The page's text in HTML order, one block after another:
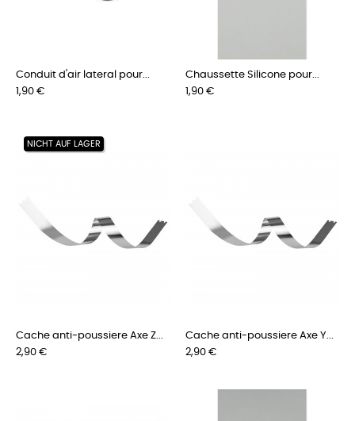
Conduit d'air lateral pour...
Preis
1,90 €
Chaussette Silicone pour...
Preis
1,90 €
NICHT AUF LAGER
Cache anti-poussiere Axe Z...
Preis
2,90 €
Cache anti-poussiere Axe Y...
Preis
2,90 €